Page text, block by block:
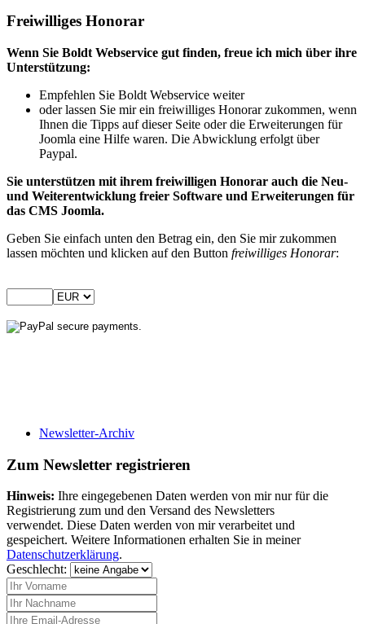
Freiwilliges Honorar
Wenn Sie Boldt Webservice gut finden, freue ich mich über ihre
Unterstützung:
Empfehlen Sie Boldt Webservice weiter
oder lassen Sie mir ein freiwilliges Honorar zukommen, wenn
Ihnen die Tipps auf dieser Seite oder die Erweiterungen für
Joomla eine Hilfe waren. Die Abwicklung erfolgt über
Paypal.
Sie unterstützen mit ihrem freiwilligen Honorar auch die Neu-
und Weiterentwicklung freier Software und Erweiterungen für
das CMS Joomla.
Geben Sie einfach unten den Betrag ein, den Sie mir zukommen
lassen möchten und klicken auf den Button freiwilliges Honorar:
Newsletter-Archiv
Zum Newsletter registrieren
Hinweis: Ihre eingegebenen Daten werden von mir nur für die
Registrierung zum und den Versand des Newsletters
verwendet. Diese Daten werden von mir verarbeitet und
gespeichert. Weitere Informationen erhalten Sie in meiner
Datenschutzerklärung.
Geschlecht: